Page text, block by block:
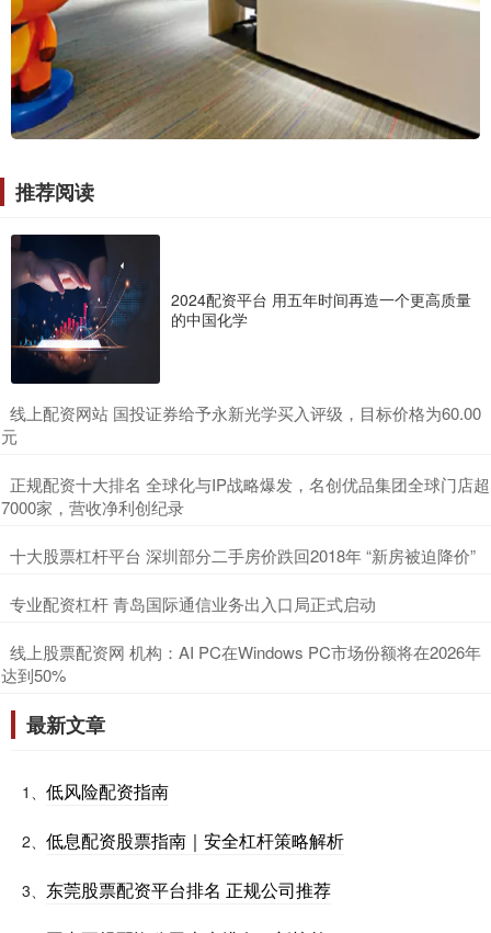
推荐阅读
2024配资平台 用五年时间再造一个更高质量
的中国化学
​线上配资网站 国投证券给予永新光学买入评级，目标价格为60.00
元
​正规配资十大排名 全球化与IP战略爆发，名创优品集团全球门店超
7000家，营收净利创纪录
​十大股票杠杆平台 深圳部分二手房价跌回2018年 “新房被迫降价”
​专业配资杠杆 青岛国际通信业务出入口局正式启动
​线上股票配资网 机构：AI PC在Windows PC市场份额将在2026年
达到50%
最新文章
1、 低风险配资指南
2、 低息配资股票指南｜安全杠杆策略解析
3、 东莞股票配资平台排名 正规公司推荐